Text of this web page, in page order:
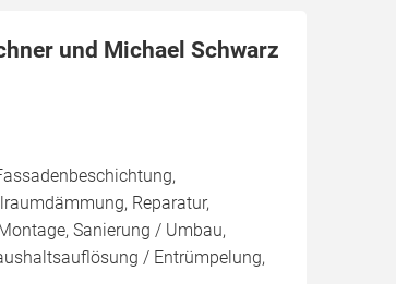
und Michael Schwarz
Reparatur,
Sanierung / Umbau,
/ Entrümpelung,